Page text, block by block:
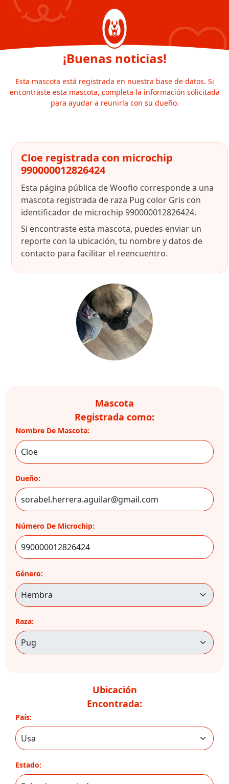
¡Buenas noticias!
Esta mascota está registrada en nuestra base de datos. Si
encontraste esta mascota, completa la información solicitada
para ayudar a reunirla con su dueño.
Cloe registrada con microchip
990000012826424
Esta página pública de Woofio corresponde a una
mascota registrada de raza Pug color Gris con
identificador de microchip 990000012826424.
Si encontraste esta mascota, puedes enviar un
reporte con la ubicación, tu nombre y datos de
contacto para facilitar el reencuentro.
Mascota
Registrada como:
Nombre De Mascota:
Dueño:
Número De Microchip:
Género:
Raza:
Ubicación
Encontrada:
País:
Estado: